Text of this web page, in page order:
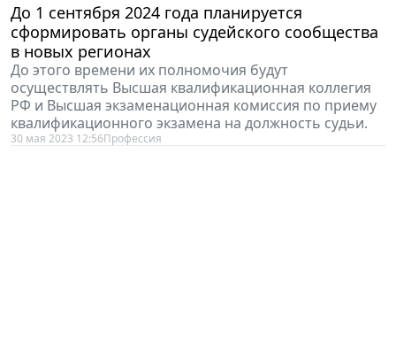
До 1 сентября 2024 года планируется
сформировать органы судейского сообщества
в новых регионах
До этого времени их полномочия будут
осуществлять Высшая квалификационная коллегия
РФ и Высшая экзаменационная комиссия по приему
квалификационного экзамена на должность судьи.
30 мая 2023 12:56Профессия